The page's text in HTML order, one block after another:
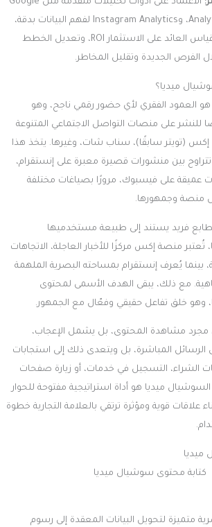
الاعتماد على أدوات تحليلات متقدمة مثل Google
Analytics، Facebook Insights، وInstagram Analytics لفهم البيانات بدقة،
تتبع سلوك المستخدم، قياس العائد على الاستثمار ROI، وتعديل الخطط
الفرص الجديدة وتقليل المخاطر.
ميديا؟
العمود الفقري لأي حضور رقمي ناجح، وهو
على منصات التواصل الاجتماعي المتنوعة
(تويتر سابقًا)، سناب شات، وغيرها. يتخذ هذا
بين منشورات قصيرة معبرة على إنستقرام،
عميقة على فيسبوك، مرورًا بصياغات مختلفة
منصة وجمهورها.
فريد يستند إلى طبيعة مستخدميها
تُعتبر منصة إكس مركزًا للأخبار العاجلة، الاتجاهات
بينما يُعرف إنستقرام بمساحته البصرية الملهمة
مع ذلك، يبقى الهدف الأسمى لمحتوى
وهو خلق تفاعل حقيقي وفعّال مع الجمهور.
مجرد مشاهدة المحتوى، بل يشمل الإعجاب،
الرسائل المباشرة، بل ويتعدى ذلك إلى استجابات
الشراء، التسجيل في خدمات، أو زيارة صفحات
ميديا هو أداة استراتيجية مفتوحة للحوار
علاقات قوية ومؤثرة ترتقي بالعلامة التجارية خطوة
ميديا
متميزة لتحويل البيانات المعقدة إلى رسوم